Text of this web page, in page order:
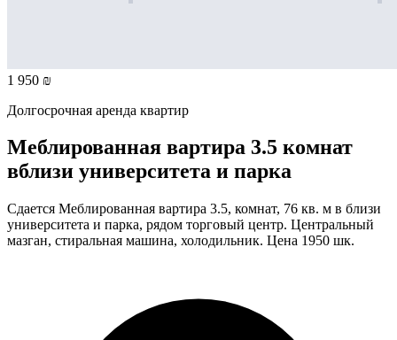
1 950 ₪
Долгосрочная аренда квартир
Меблированная вартира 3.5 комнат
вблизи университета и парка
Сдается Меблированная вартира 3.5, комнат, 76 кв. м в близи
университета и парка, рядом торговый центр. Центральный
мазган, стиральная машина, холодильник. Цена 1950 шк.